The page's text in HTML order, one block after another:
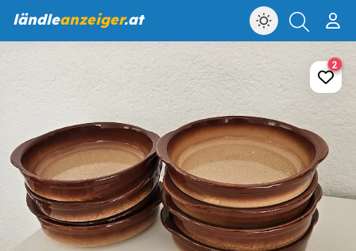
ländleanzeiger.at
2